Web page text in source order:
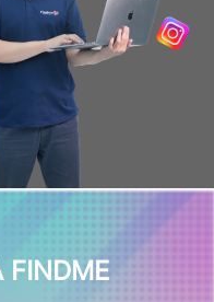
FINDME